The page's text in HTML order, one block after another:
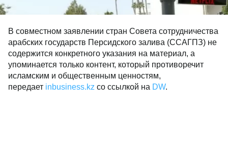
В совместном заявлении стран Совета сотрудничества
арабских государств Персидского залива (ССАГПЗ) не
содержится конкретного указания на материал, а
упоминается только контент, который противоречит
исламским и общественным ценностям,
передает inbusiness.kz со ссылкой на DW.